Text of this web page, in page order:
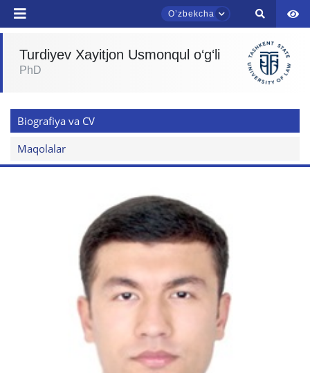
Oʼzbekcha
Turdiyev Xayitjon Usmonqul o‘g‘li
PhD
Biografiya va CV
Maqolalar
Assalomu alaykum! TDYU qabul murojaatlari
Mavzuni tanlang — keyin shu mavzudagi aniq
savollar chiqadi:
2. Hujjatlar (magistr) (4)
3. Suhbat (bakalavr) (8) 4. Suhbat (magistr) (5)
9. Magistratura kvotasi (4) ✉️ Adminga yozish